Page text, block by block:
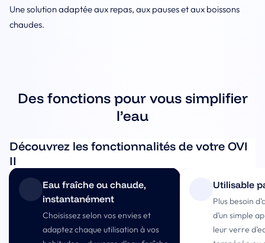
Une solution adaptée aux repas, aux pauses et aux boissons
chaudes.
Des fonctions pour vous simplifier
l’eau
Découvrez les fonctionnalités de votre OVI
II
Eau fraîche ou chaude,
instantanément
Choisissez selon vos envies et
adaptez chaque utilisation à vos
Utilisable
Plus besoin
d’un simple
leur verre